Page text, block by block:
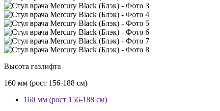
Высота газлифта
160 мм (рост 156-188 см)
160 мм (рост 156-188 см)